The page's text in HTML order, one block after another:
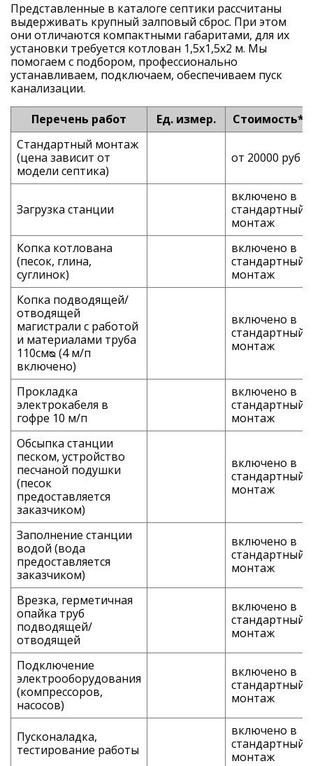
Представленные в каталоге септики рассчитаны
выдерживать крупный залповый сброс. При этом
они отличаются компактными габаритами, для их
установки требуется котлован 1,5x1,5x2 м. Мы
помогаем с подбором, профессионально
устанавливаем, подключаем, обеспечиваем пуск
канализации.
Перечень работ
Ед. измер.
Стоимость*
Стандартный монтаж
(цена зависит от
модели септика)
от 20000 руб
Загрузка станции
включено в
стандартный
монтаж
Копка котлована
(песок, глина,
суглинок)
включено в
стандартный
монтаж
Копка подводящей/
отводящей
магистрали с работой
и материалами труба
110смᴓ (4 м/п
включено)
включено в
стандартный
монтаж
Прокладка
электрокабеля в
гофре 10 м/п
включено в
стандартный
монтаж
Обсыпка станции
песком, устройство
песчаной подушки
(песок
предоставляется
заказчиком)
включено в
стандартный
монтаж
Заполнение станции
водой (вода
предоставляется
заказчиком)
включено в
стандартный
монтаж
Врезка, герметичная
опайка труб
подводящей/
отводящей
включено в
стандартный
монтаж
Подключение
электрооборудования
(компрессоров,
насосов)
включено в
стандартный
монтаж
Пусконаладка,
тестирование работы
включено в
стандартный
монтаж